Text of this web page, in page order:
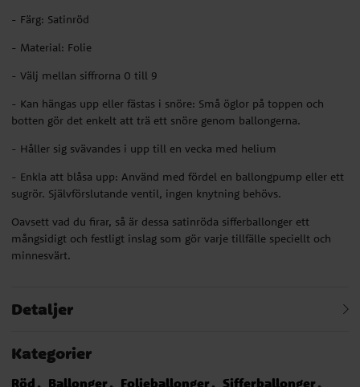
- Färg: Satinröd
- Material: Folie
- Välj mellan siffrorna 0 till 9
- Kan hängas upp eller fästas i snöre: Små öglor på toppen och
botten gör det enkelt att trä ett snöre genom ballongerna.
- Håller sig svävandes i upp till en vecka med helium
- Enkla att blåsa upp: Använd med fördel en ballongpump eller ett
sugrör. Självförslutande ventil, ingen knytning behövs.
Oavsett vad du firar, så är dessa satinröda sifferballonger ett
mångsidigt och festligt inslag som gör varje tillfälle speciellt och
minnesvärt.
Detaljer
Kategorier
Röd Ballonger Folieballonger
Sifferballonger